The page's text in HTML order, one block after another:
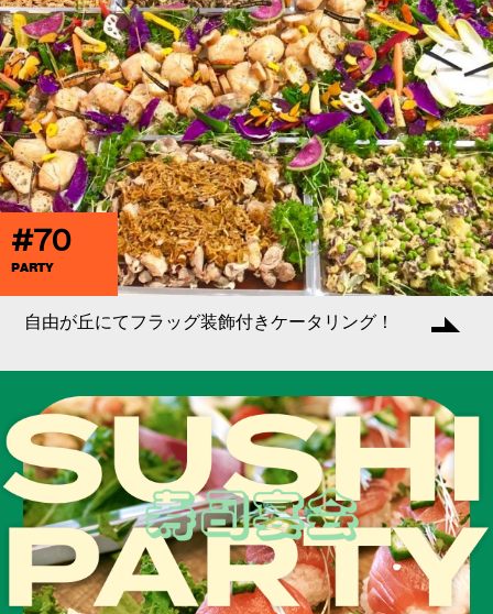
#70
PARTY
自由が丘にてフラッグ装飾付きケータリング！